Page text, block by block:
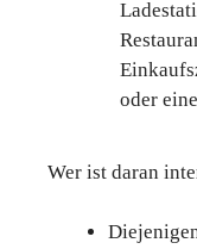
oder
Wer ist daran